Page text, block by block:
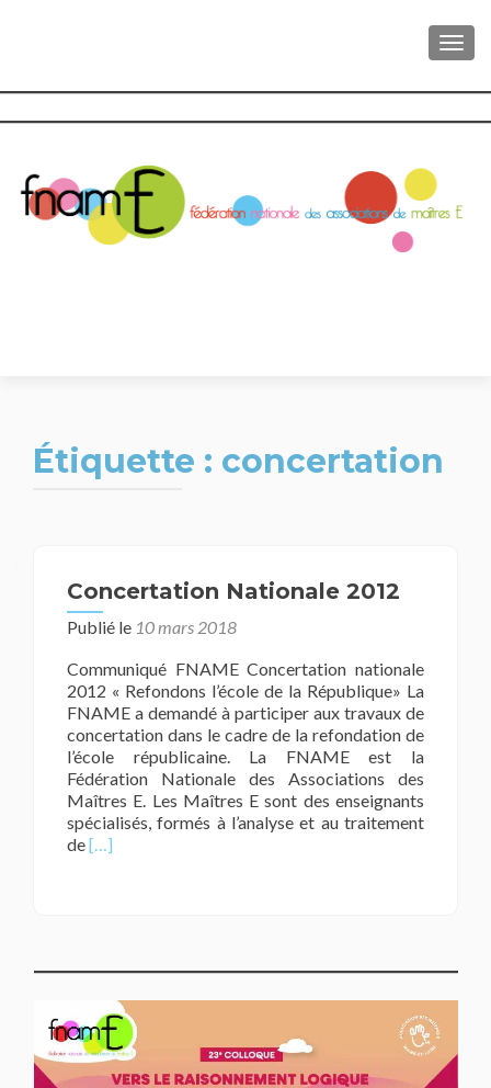
Étiquette : concertation
Concertation Nationale 2012
Publié le 10 mars 2018
Communiqué FNAME Concertation nationale
2012 « Refondons l’école de la République» La
FNAME a demandé à participer aux travaux de
concertation dans le cadre de la refondation de
l’école républicaine. La FNAME est la
Fédération Nationale des Associations des
Maîtres E. Les Maîtres E sont des enseignants
spécialisés, formés à l’analyse et au traitement
deEn
[…]